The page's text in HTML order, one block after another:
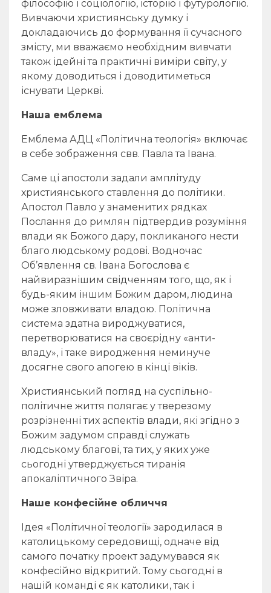
філософію і соціологію, історію і футурологію.
Вивчаючи християнську думку і
докладаючись до формування її сучасного
змісту, ми вважаємо необхідним вивчати
також ідейні та практичні виміри світу, у
якому доводиться і доводитиметься
існувати Церкві.
Наша емблема
Емблема АДЦ «Політична теологія» включає
в себе зображення свв. Павла та Івана.
Саме ці апостоли задали амплітуду
християнського ставлення до політики.
Апостол Павло у знаменитих рядках
Послання до римлян підтвердив розуміння
влади як Божого дару, покликаного нести
благо людському родові. Водночас
Об’явлення св. Івана Богослова є
найвиразнішим свідченням того, що, як і
будь-яким іншим Божим даром, людина
може зловживати владою. Політична
система здатна вироджуватися,
перетворюватися на своєрідну «анти-
владу», і таке виродження неминуче
досягне свого апогею в кінці віків.
Християнський погляд на суспільно-
політичне життя полягає у тверезому
розрізненні тих аспектів влади, які згідно з
Божим задумом справді служать
людському благові, та тих, у яких уже
сьогодні утверджується тиранія
апокаліптичного Звіра.
Наше конфесійне обличчя
Ідея «Політичної теології» зародилася в
католицькому середовищі, одначе від
самого початку проект задумувався як
конфесійно відкритий. Тому сьогодні в
нашій команді є як католики, так і